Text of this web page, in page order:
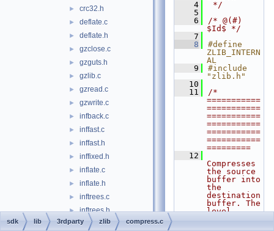
► crc32.h
► deflate.c
► deflate.h
► gzclose.c
► gzguts.h
► gzlib.c
► gzread.c
► gzwrite.c
► infback.c
► inffast.c
► inffast.h
► inffixed.h
► inflate.c
► inflate.h
► inftrees.c
► inftrees.h
► trees.c
    4
*/
    5
    6
/* @(#)
$Id$ */
    7
    8
#define
ZLIB_INTERN
AL
    9
#include
"zlib.h"
   10
   11
/*
===========
===========
===========
===========
===========
===========
=========
   12
Compresses
the source
buffer into
the
destination
buffer. The
level
sdk lib 3rdparty zlib compress.c